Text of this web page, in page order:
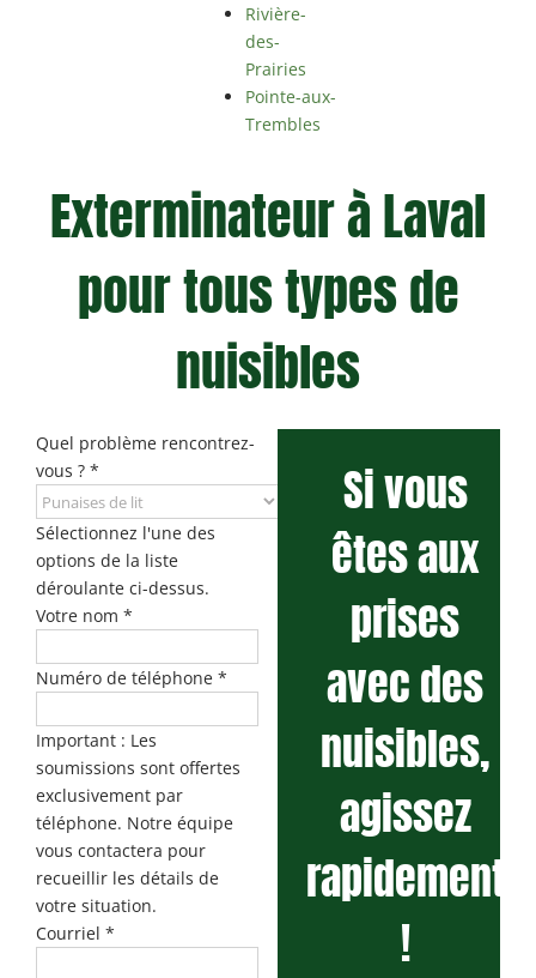
Rivière-
des-
Prairies
Pointe-aux-
Trembles
Exterminateur à Laval
pour tous types de
nuisibles
Quel problème rencontrez-
vous ? *
Sélectionnez l'une des
options de la liste
déroulante ci-dessus.
Votre nom *
Numéro de téléphone *
Important : Les
soumissions sont offertes
exclusivement par
téléphone. Notre équipe
vous contactera pour
recueillir les détails de
votre situation.
Courriel *
Si vous
êtes aux
prises
avec des
nuisibles,
agissez
rapidement
!